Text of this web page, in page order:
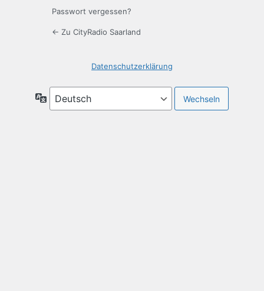
Passwort vergessen?
← Zu CityRadio Saarland
Datenschutzerklärung
Sprache